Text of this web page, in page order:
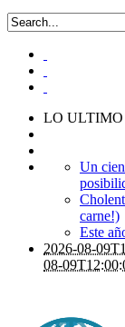
LO ULTIMO
Un
carne!)
Este
2026-08-
08-